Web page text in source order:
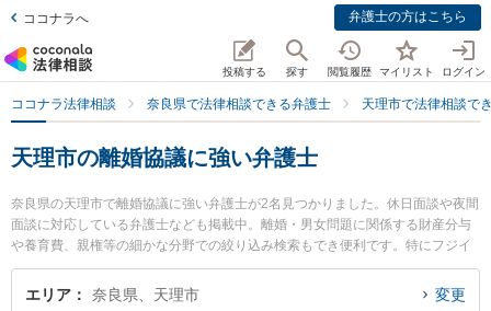
ココナラへ 弁護士の方はこちら
投稿する 探す 閲覧履歴 マイリスト ログイン
ココナラ法律相談 奈良県で法律相談できる弁護士 天理市で法律相談で
天理市の離婚協議に強い弁護士
奈良県の天理市で離婚協議に強い弁護士が2名見つかりました。休日面談や夜間
面談に対応している弁護士なども掲載中。離婚・男女問題に関係する財産分与
や養育費、親権等の細かな分野での絞り込み検索もでき便利です。特にフジイ
法律事務所の藤井 茂久弁護士やフジイ法律事務所の加見 旬嗣弁護士のプロフィ
ール情報や弁護士費用、強みなどが注目されています。『天理市で土日や夜間
エリア 奈良県、天理市 変更